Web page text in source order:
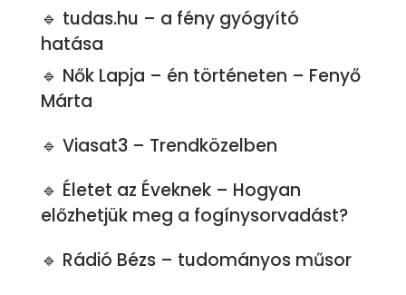
🔹 tudas.hu – a fény gyógyító
hatása
🔹 Nők Lapja – én történeten – Fenyő
Márta
🔹 Viasat3 – Trendközelben
🔹 Életet az Éveknek – Hogyan
előzhetjük meg a fogínysorvadást?
🔹 Rádió Bézs – tudományos műsor